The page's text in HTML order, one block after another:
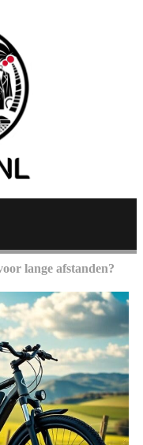
lange afstanden?